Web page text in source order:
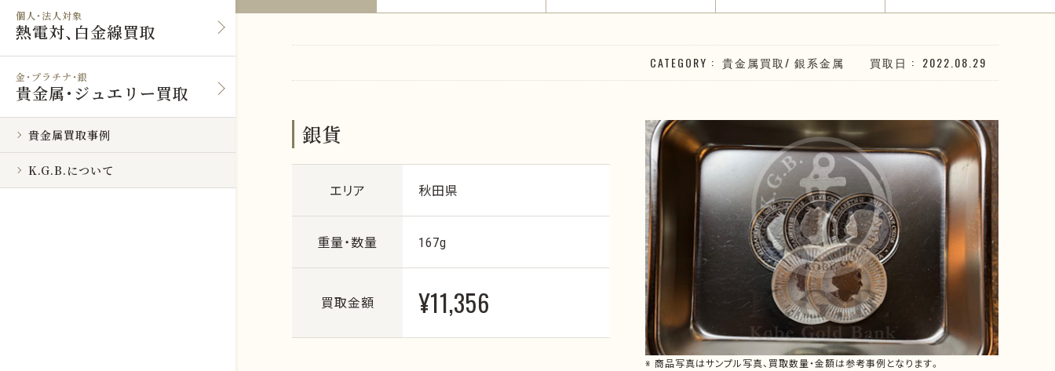
個人・法人対象
熱電対、白金線買取
金・プラチナ・銀
貴金属・ジュエリー買取
貴金属買取事例
K.G.B.について
CATEGORY 貴金属買取/ 銀系金属 買取日 2022.08.29
※ 商品写真はサンプル写真、買取数量・金額は参考事例となります。
銀貨
エリア 秋田県
重量・数量 167g
買取金額 ¥11,356